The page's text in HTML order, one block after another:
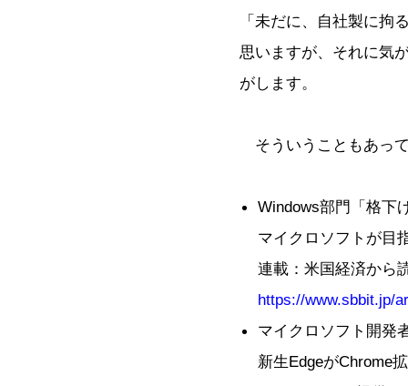
「未だに、自社製に拘
思いますが、それに気
がします。
そういうこともあっ
Windows部門「格下
マイクロソフトが目
連載：米国経済から
https://www.sbbit.jp/
マイクロソフト開発
新生EdgeがChrome